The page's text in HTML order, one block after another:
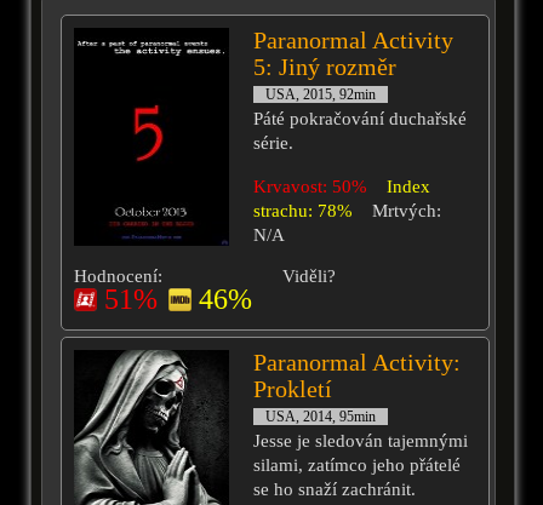
Paranormal Activity
5: Jiný rozměr
USA, 2015, 92min
Páté pokračování duchařské
série.
Krvavost: 50%
Index
strachu: 78%
Mrtvých:
N/A
Hodnocení:
51% 46%
Viděli?
Paranormal Activity:
Prokletí
USA, 2014, 95min
Jesse je sledován tajemnými
silami, zatímco jeho přátelé
se ho snaží zachránit.